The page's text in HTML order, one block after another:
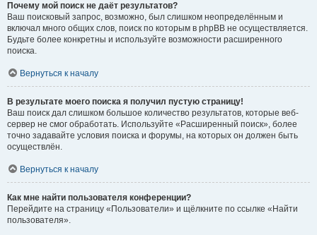
Почему мой поиск не даёт результатов?
Ваш поисковый запрос, возможно, был слишком неопределённым и
включал много общих слов, поиск по которым в phpBB не осуществляется.
Будьте более конкретны и используйте возможности расширенного
поиска.
Вернуться к началу
В результате моего поиска я получил пустую страницу!
Ваш поиск дал слишком большое количество результатов, которые веб-
сервер не смог обработать. Используйте «Расширенный поиск», более
точно задавайте условия поиска и форумы, на которых он должен быть
осуществлён.
Вернуться к началу
Как мне найти пользователя конференции?
Перейдите на страницу «Пользователи» и щёлкните по ссылке «Найти
пользователя».